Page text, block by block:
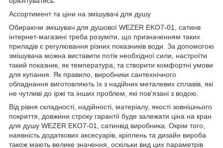
Ассортимент та ціни на змішувачі для душу
Обираючи змішувач для душової WEZER EKO7-01, сатинв
інтернет-магазині треба розуміти, що призначенням таких
приладів є регулювання різних показників води. За допомогою
змішувача можна виставити потік необхідної сили, настроїти
такий показник, як температура, та створити комфортні умови
для купання. Як правило, виробники сантехнічного
обладнання виготовляють їх з надійних металевих сплавів, які
не чутливі до іржі та інших проблем, які пов'язані з водою.
Від рівня складності, надійності, матеріалу, якості зовнішнього
покриття, довжини строку гарантії буде залежати ціна на кран
для душу WEZER EKO7-01, сатинвід виробника. Окрім того,
наявність додаткових аксесуарів, кріплень та дизайн вироба
також мають велике значення, оскільки вид цих параметрів